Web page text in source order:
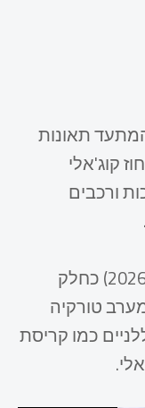
תאונות
קוג'אלי
ורכבים
האירוע התרחש היום (13 בינואר 2026) כחלק
טורקיה
כמו קריסת